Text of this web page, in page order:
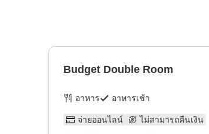
Budget Double Room
อาหาร อาหารเช้า
จ่ายออนไลน์ ไม่สามารถคืนเงิน